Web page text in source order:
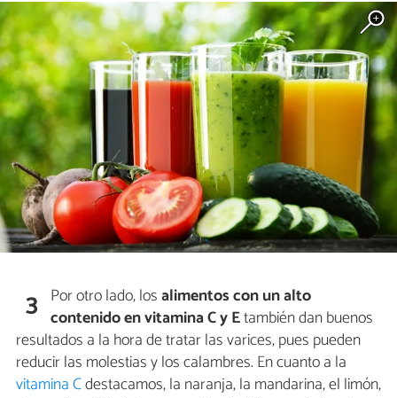
3 Por otro lado, losalimentos con un alto
contenido en vitamina C y Etambién dan buenos
resultados a la hora de tratar las varices, pues pueden
reducir las molestias y los calambres. En cuanto a la
vitamina Cdestacamos, la naranja, la mandarina, el limón,